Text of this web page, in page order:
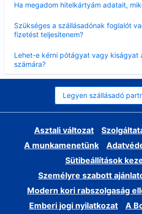
Ha megadom hitelkártyám adatait,
Szükséges a szállásadónak foglalót
fizetést teljesítenem?
Lehet-e kérni pótágyat vagy kiságyat
számára?
Legyen szállásadó
Asztali változat
A munkamenetünk
Sütibeállítások
Személyre szabott
Modern kori rabszolgaság
Emberi jogi nyilatkozat
A